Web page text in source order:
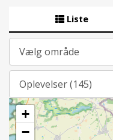
Liste
+
−